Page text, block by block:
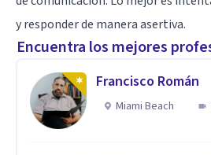
y responder de manera asertiva.
Encuentra los mejores
Francisco Román
Miami Beach